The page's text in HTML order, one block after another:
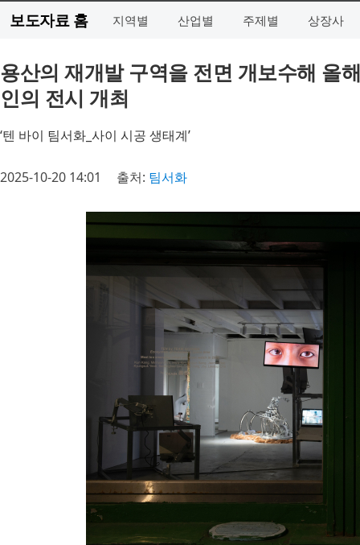
보도자료 홈 지역별 산업별 주제별 상장사
용산의 재개발 구역을 전면 개보수해 올
인의 전시 개최
‘텐 바이 팀서화_사이 시공 생태계’
2025-10-20 14:01 출처: 팀서화